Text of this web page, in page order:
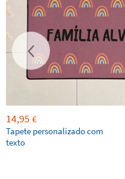
14,95 €
Tapete personalizado com
texto